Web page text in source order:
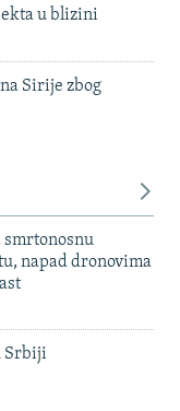
u blizini
Sirije zbog
smrtonosnu
napad dronovima
Srbiji